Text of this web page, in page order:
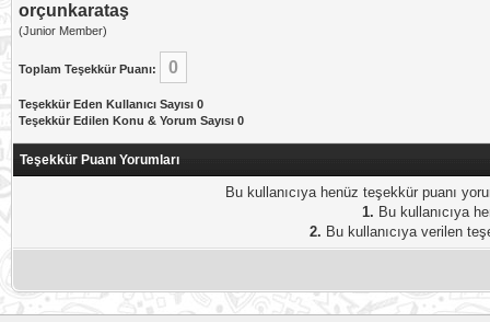
orçunkarataş
(Junior Member)
Toplam Teşekkür Puanı: 0
Teşekkür Eden Kullanıcı Sayısı 0
Teşekkür Edilen Konu & Yorum Sayısı 0
Teşekkür Puanı Yorumları
Bu kullanıcıya henüz teşekkür puanı
1. Bu kullanıcıya
2. Bu kullanıcıya verilen